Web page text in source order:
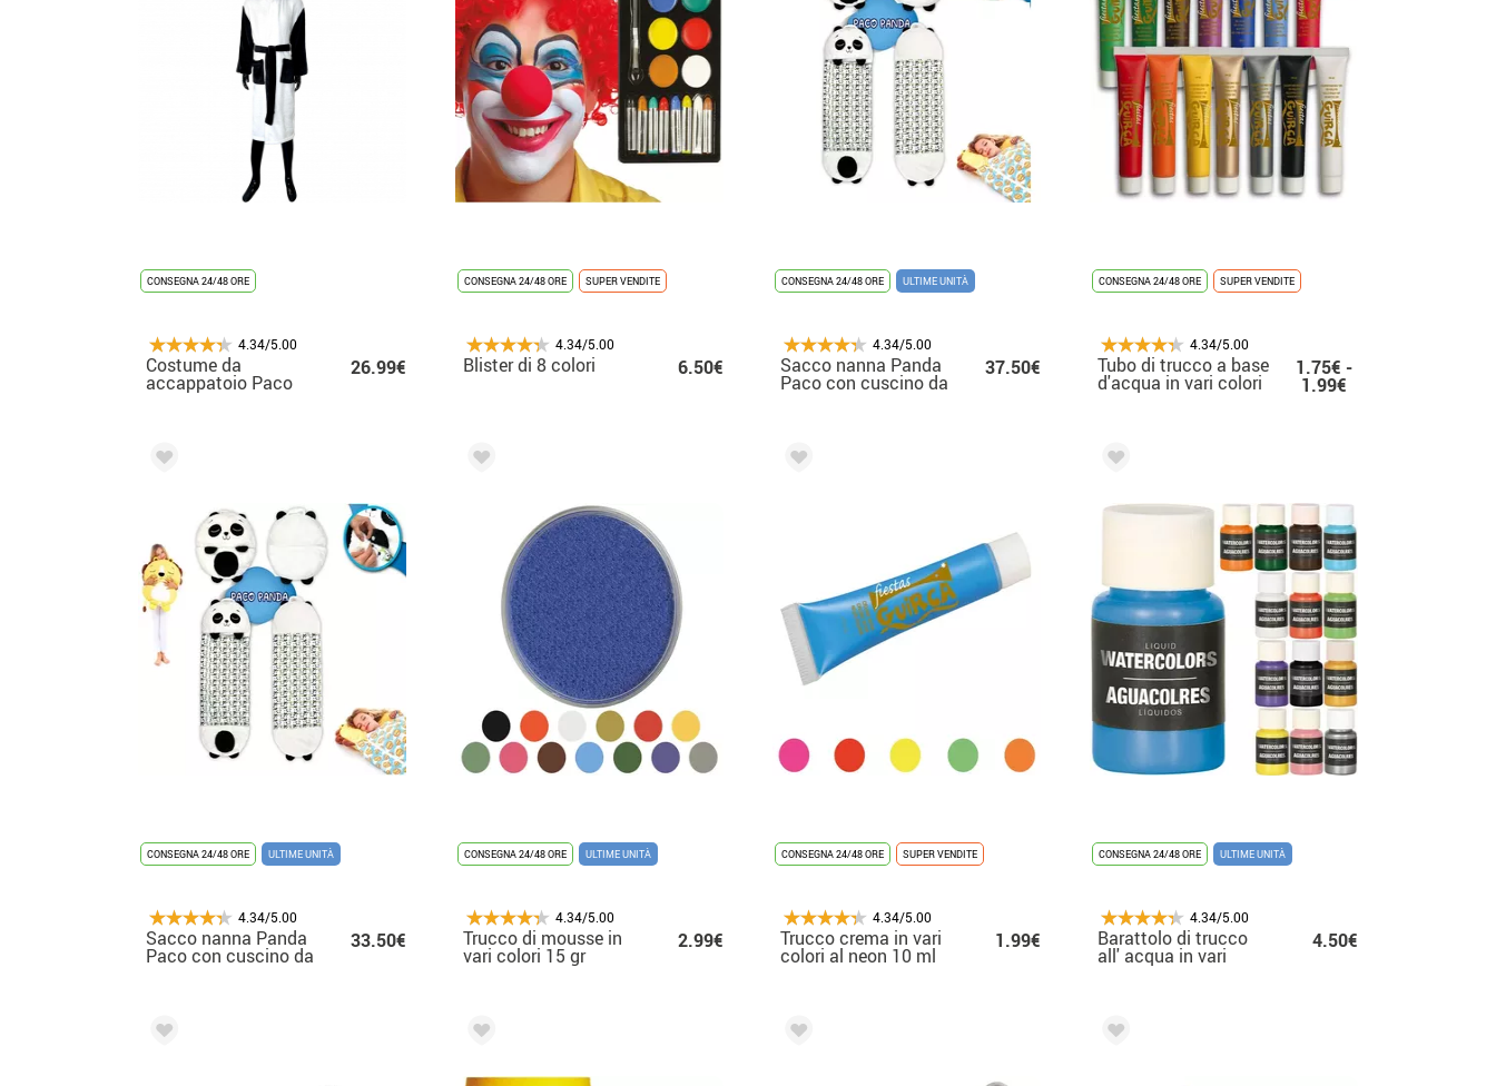
CONSEGNA 24/48 ORE
4.34/5.00
Costume da
accappatoio Paco
Panda per adulto
26.99€
CONSEGNA 24/48 ORE SUPER VENDITE
4.34/5.00
Blister di 8 colori 6.50€
CONSEGNA 24/48 ORE ULTIME UNITÀ
4.34/5.00
Sacco nanna Panda
Paco con cuscino da
37.50€
CONSEGNA 24/48 ORE SUPER VENDITE
4.34/5.00
Tubo di trucco a base
d'acqua in vari colori
20 ml
1.75€ -
1.99€
CONSEGNA 24/48 ORE ULTIME UNITÀ
4.34/5.00
Sacco nanna Panda
Paco con cuscino da
33.50€
CONSEGNA 24/48 ORE ULTIME UNITÀ
4.34/5.00
Trucco di mousse in
vari colori 15 gr
2.99€
CONSEGNA 24/48 ORE SUPER VENDITE
4.34/5.00
Trucco crema in vari
colori al neon 10 ml
1.99€
CONSEGNA 24/48 ORE ULTIME UNITÀ
4.34/5.00
Barattolo di trucco
all' acqua in vari
colori 28 ml
4.50€